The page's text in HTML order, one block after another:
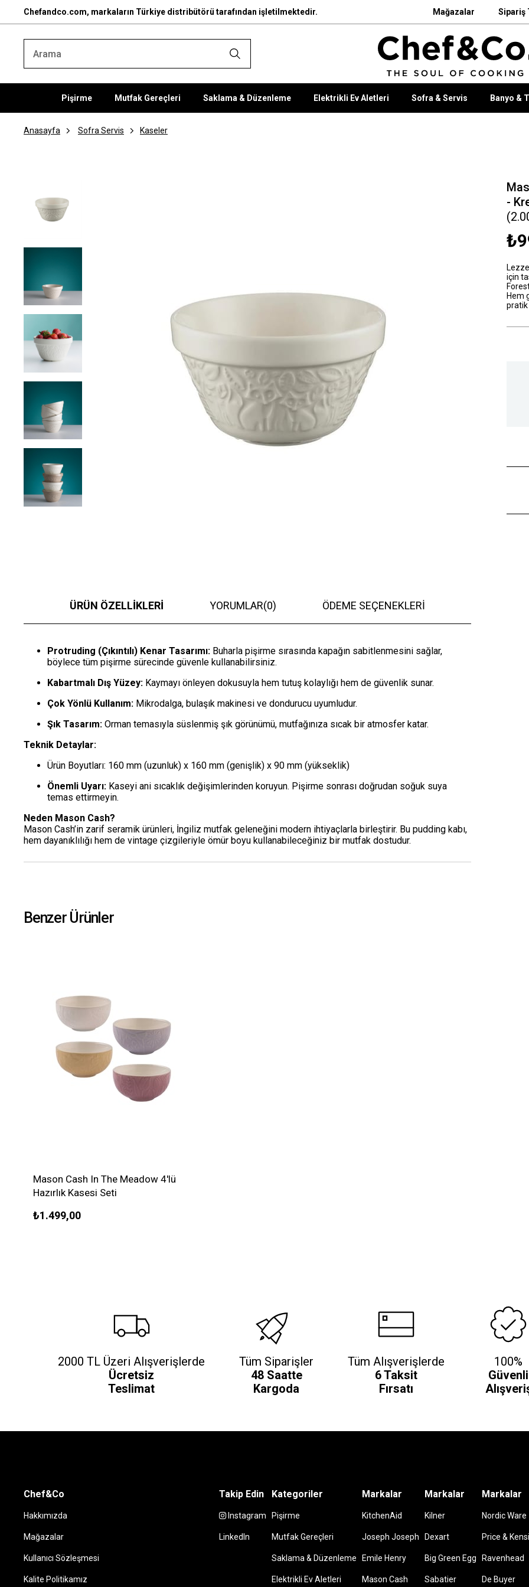
Chefandco.com, markaların Türkiye distribütörü tarafından işletilmektedir. Mağazalar Sipariş
Pişirme Mutfak Gereçleri Saklama & Düzenleme Elektrikli Ev Aletleri Sofra & Servis Banyo &
Anasayfa Sofra Servis Kaseler
-
için
Hem
pratik
ÜRÜN ÖZELLIKLERI YORUMLAR(0) ÖDEME SEÇENEKLERI
Protruding (Çıkıntılı) Kenar Tasarımı: Buharla pişirme sırasında kapağın sabitlenmesini sağlar,
böylece tüm pişirme sürecinde güvenle kullanabilirsiniz.
Kabartmalı Dış Yüzey: Kaymayı önleyen dokusuyla hem tutuş kolaylığı hem de güvenlik sunar.
Çok Yönlü Kullanım: Mikrodalga, bulaşık makinesi ve dondurucu uyumludur.
Şık Tasarım: Orman temasıyla süslenmiş şık görünümü, mutfağınıza sıcak bir atmosfer katar.
Teknik Detaylar:
Ürün Boyutları: 160 mm (uzunluk) x 160 mm (genişlik) x 90 mm (yükseklik)
Önemli Uyarı: Kaseyi ani sıcaklık değişimlerinden koruyun. Pişirme sonrası doğrudan soğuk suya
temas ettirmeyin.
Neden Mason Cash?
Mason Cash’in zarif seramik ürünleri, İngiliz mutfak geleneğini modern ihtiyaçlarla birleştirir. Bu pudding kabı,
hem dayanıklılığı hem de vintage çizgileriyle ömür boyu kullanabileceğiniz bir mutfak dostudur.
Benzer Ürünler
Mason Cash In The Meadow 4'lü
Hazırlık Kasesi Seti
₺1.499,00
2000 TL Üzeri Alışverişlerde
Ücretsiz
Teslimat
Tüm Siparişler
48 Saatte
Kargoda
Tüm Alışverişlerde
6 Taksit
Fırsatı
100%
Güvenli
Chef&Co
Hakkımızda
Mağazalar
Kullanıcı Sözleşmesi
Kalite Politikamız
Takip Edin
Instagram
LinkedIn
Kategoriler
Pişirme
Mutfak Gereçleri
Saklama & Düzenleme
Elektrikli Ev Aletleri
Markalar
KitchenAid
Joseph Joseph
Emile Henry
Mason Cash
Markalar
Kilner
Dexart
Big Green Egg
Sabatier
Markalar
Nordic Ware
Price &
Ravenhead
De Buyer